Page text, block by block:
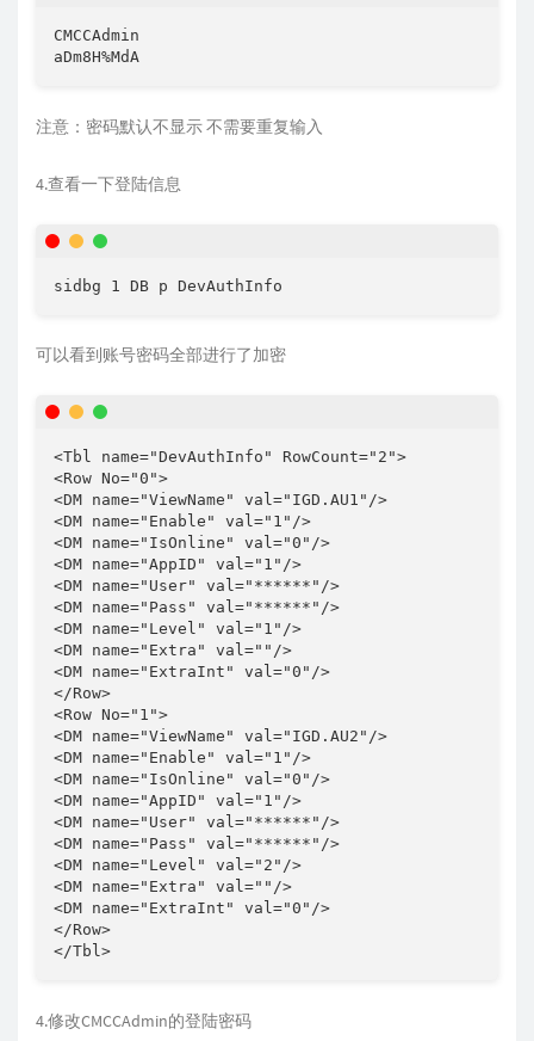
CMCCAdmin
注意：密码默认不显示 不需要重复输入
4.查看一下登陆信息
可以看到账号密码全部进行了加密
<Tbl name="DevAuthInfo" RowCount="2">
<Row No="0">
<DM name="ViewName" val="IGD.AU1"/>
<DM name="Enable" val="1"/>
<DM name="IsOnline" val="0"/>
<DM name="AppID" val="1"/>
<DM name="User" val="******"/>
<DM name="Pass" val="******"/>
<DM name="Level" val="1"/>
<DM name="Extra" val=""/>
<DM name="ExtraInt" val="0"/>
</Row>
<Row No="1">
<DM name="ViewName" val="IGD.AU2"/>
<DM name="Enable" val="1"/>
<DM name="IsOnline" val="0"/>
<DM name="AppID" val="1"/>
<DM name="User" val="******"/>
<DM name="Pass" val="******"/>
<DM name="Level" val="2"/>
<DM name="Extra" val=""/>
<DM name="ExtraInt" val="0"/>
</Row>
4.修改CMCCAdmin的登陆密码